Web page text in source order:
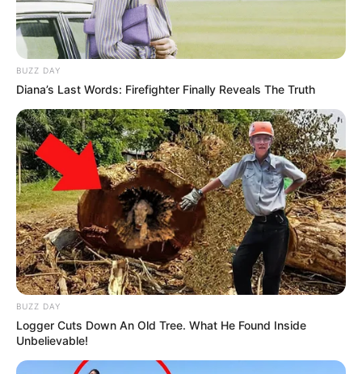
BUZZ DAY
Diana’s Last Words: Firefighter Finally Reveals The Truth
BUZZ DAY
Logger Cuts Down An Old Tree. What He Found Inside
Unbelievable!